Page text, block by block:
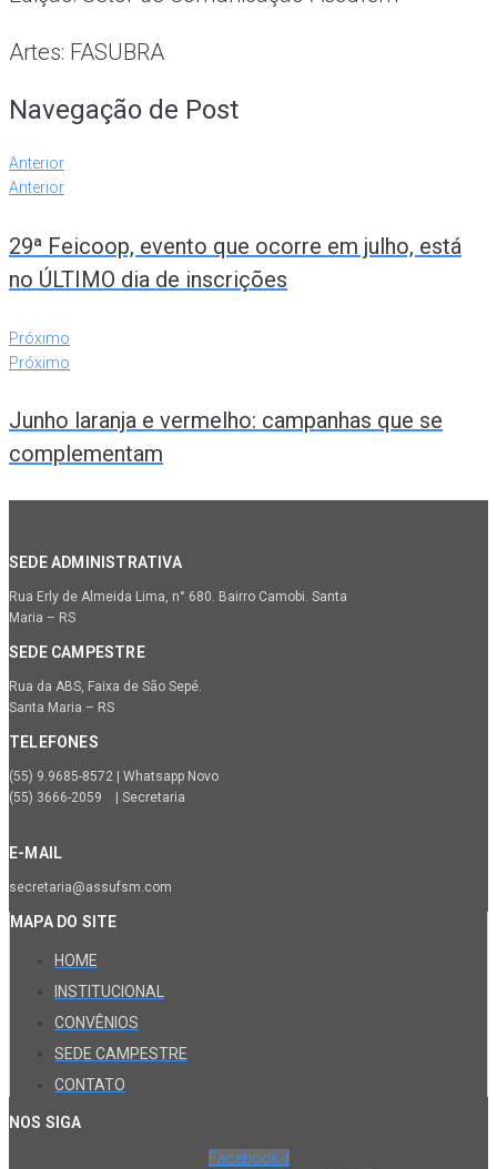
Artes: FASUBRA
Navegação de Post
Anterior
Anterior
29ª Feicoop, evento que ocorre em julho, está
no ÚLTIMO dia de inscrições
Próximo
Próximo
Junho laranja e vermelho: campanhas que se
complementam
SEDE ADMINISTRATIVA
Rua Erly de Almeida Lima, n° 680. Bairro Camobi. Santa
Maria – RS
SEDE CAMPESTRE
Rua da ABS, Faixa de São Sepé.
Santa Maria – RS
TELEFONES
(55) 9.9685-8572 | Whatsapp Novo
(55) 3666-2059 | Secretaria
E-MAIL
secretaria@assufsm.com
MAPA DO SITE
HOME
INSTITUCIONAL
CONVÊNIOS
SEDE CAMPESTRE
CONTATO
NOS SIGA
Facebook-f